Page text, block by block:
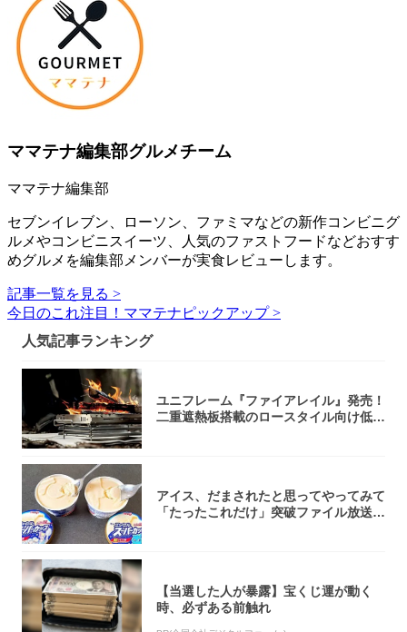
ママテナ編集部グルメチーム
ママテナ編集部
セブンイレブン、ローソン、ファミマなどの新作コンビニグ
ルメやコンビニスイーツ、人気のファストフードなどおすす
めグルメを編集部メンバーが実食レビューします。
記事一覧を見る >
今日のこれ注目！ママテナピックアップ >
人気記事ランキング
ユニフレーム『ファイアレイル』発売！
二重遮熱板搭載のロースタイル向け低型
アイス、だまされたと思ってやってみて
「たったこれだけ」突破ファイル放送で
【当選した人が暴露】宝くじ運が動く
時、必ずある前触れ